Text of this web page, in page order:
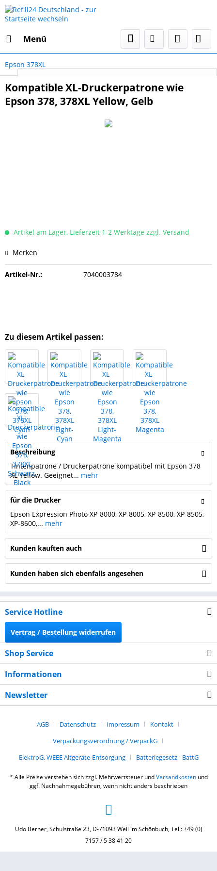
Menü
Epson 378XL
Kompatible XL-Druckerpatrone wie
Epson 378, 378XL Yellow, Gelb
Artikel am Lager, Lieferzeit 1-2 Werktage zzgl. Versand
Merken
Artikel-Nr.: 7040003784
Zu diesem Artikel passen:
Beschreibung
Tintenpatrone / Druckerpatrone kompatibel mit Epson 378
XL Yellow. Geeignet... mehr
für die Drucker
Epson Expression Photo XP-8000, XP-8005, XP-8500, XP-8505,
XP-8600,... mehr
Kunden kauften auch
Kunden haben sich ebenfalls angesehen
Service Hotline
Vertrag / Bestellung widerrufen
Shop Service
Informationen
Newsletter
AGB Datenschutz Impressum
Kontakt
Verpackungsverordnung / VerpackG
ElektroG, WEEE Altgeräte-Entsorgung
Batteriegesetz - BattG
* Alle Preise verstehen sich zzgl. Mehrwertsteuer undVersandkostenund
ggf. Nachnahmegebühren, wenn nicht anders beschrieben
Udo Berner, Schulstraße 23, D-71093 Weil im Schönbuch, Tel.: +49 (0)
7157 / 5 38 41 20